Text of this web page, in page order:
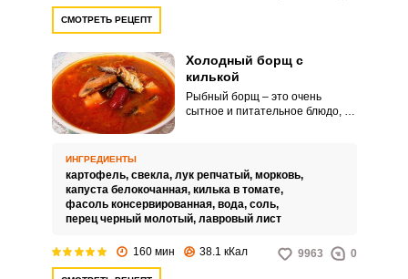
СМОТРЕТЬ РЕЦЕПТ
Холодный борщ с
килькой
Рыбный борщ – это очень
сытное и питательное блюдо, с
нравиться. Борщ с килькой
разнообразит семейное меню и
точно приятно удивит ваших
родных.
ИНГРЕДИЕНТЫ
картофель, свекла, лук репчатый, морковь,
капуста белокочанная, килька в томате,
фасоль консервированная, вода, соль,
перец черный молотый, лавровый лист
160 мин 38.1 кКал 9963 0